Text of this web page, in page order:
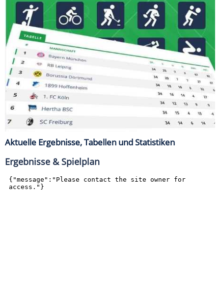
Aktuelle Ergebnisse, Tabellen und Statistiken
Ergebnisse & Spielplan